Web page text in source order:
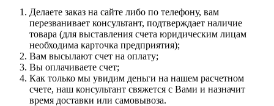
Делаете заказ на сайте либо по телефону, вам
перезванивает консультант, подтверждает наличие
товара (для выставления счета юридическим лицам
необходима карточка предприятия);
Вам высылают счет на оплату;
Вы оплачиваете счет;
Как только мы увидим деньги на нашем расчетном
счете, наш консультант свяжется с Вами и назначит
время доставки или самовывоза.